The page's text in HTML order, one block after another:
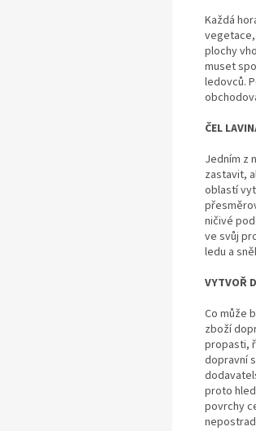
Každá
plochy
muset
ledovců.
ČEL
Jedním z
zastavit,
oblastí
ničivé
ve svůj
ledu a
VYTVOŘ
Co může
zboží
propasti,
dopravní
proto
povrchy